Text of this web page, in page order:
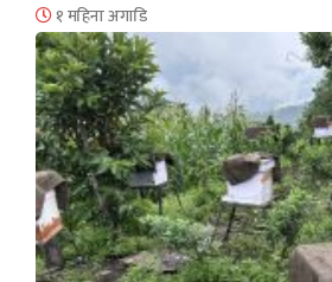
१ महिना अगाडि